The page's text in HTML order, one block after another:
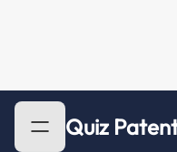
Quiz